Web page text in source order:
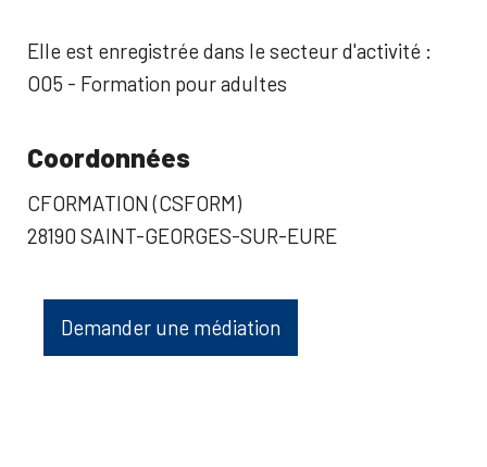
Elle est enregistrée dans le secteur d'activité :
O05 - Formation pour adultes
Coordonnées
CFORMATION (CSFORM)
28190 SAINT-GEORGES-SUR-EURE
Demander une médiation